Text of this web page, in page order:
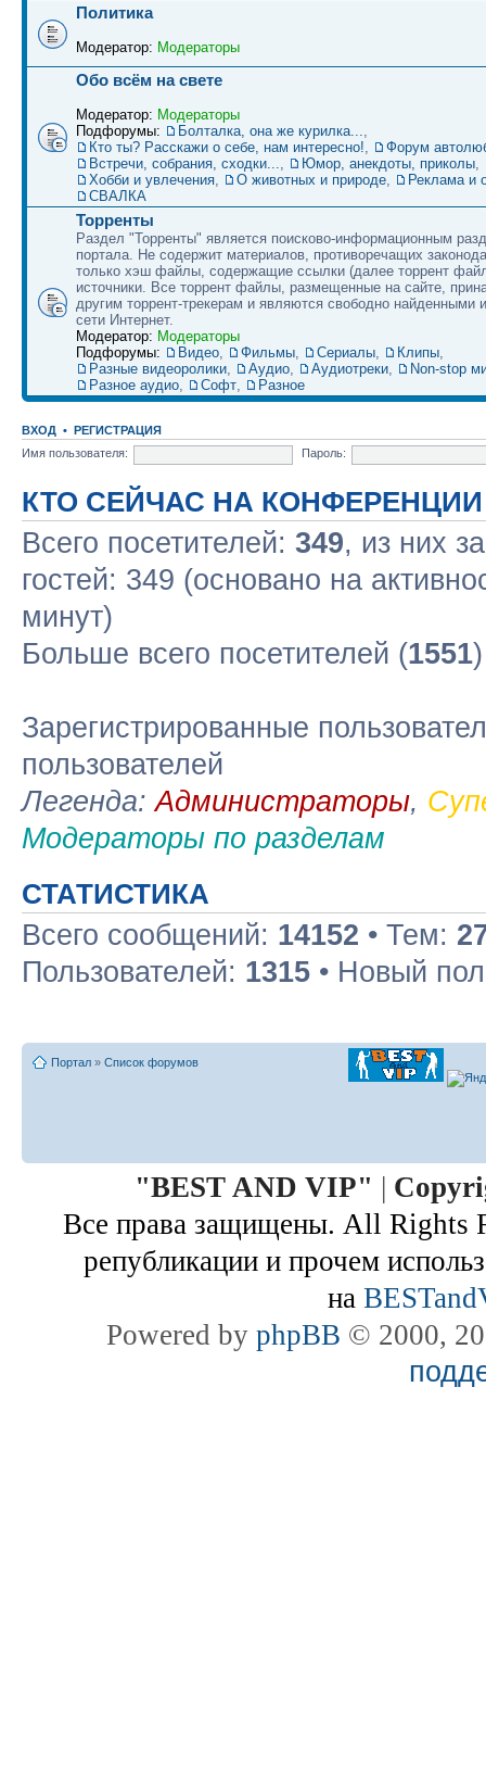
Политика
Модератор: Модераторы
Обо всём на свете
Модератор: Модераторы
Подфорумы:
Болталка, она же курилка...
Кто ты? Расскажи о себе, нам интересно!
Форум
Встречи, собрания, сходки...
Юмор, анекдоты, приколы
Хобби и увлечения
О животных и природе
Реклама и
СВАЛКА
Торренты
Раздел "Торренты" является поисково-информационным
портала. Не содержит материалов, противоречащих
только хэш файлы, содержащие ссылки (далее торрент
источники. Все торрент файлы, размещенные на сайте,
другим торрент-трекерам и являются свободно найденными
сети Интернет.
Модератор: Модераторы
Подфорумы:
Видео Фильмы Сериалы Клипы
Разные видеоролики
Аудио Аудиотреки
Non-stop
Разное аудио
Софт Разное
ВХОД • РЕГИСТРАЦИЯ
Имя пользователя:
Пароль:
КТО СЕЙЧАС НА КОНФЕРЕНЦИИ
Всего посетителей: 349, из них
гостей: 349 (основано на
минут)
Больше всего посетителей (1551
Зарегистрированные
пользователей
Легенда:Администраторы,
Модераторы по разделам
СТАТИСТИКА
Всего сообщений: 14152 • Тем:
Пользователей: 1315 • Новый
Портал » Список форумов
"BEST AND VIP" |
Все права защищены. All Rights
републикации и прочем
на
Powered by phpBB © 2000,